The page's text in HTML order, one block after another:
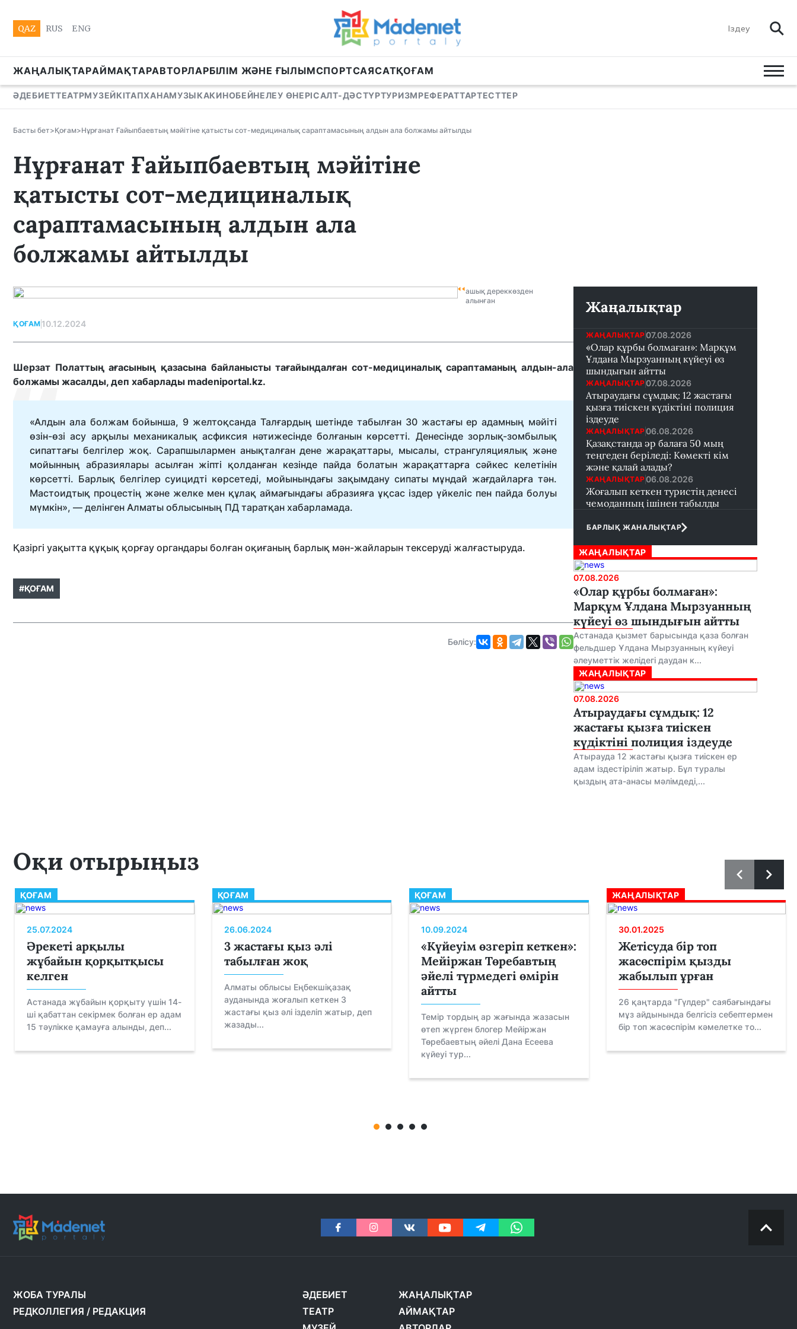
QAZ RUS ENG
ЖАҢАЛЫҚТАРАЙМАҚТАРАВТОРЛАРБІЛІМ ЖӘНЕ ҒЫЛЫМСПОРТСАЯСАТҚОҒАМ
ӘДЕБИЕТТЕАТРМУЗЕЙКІТАПХАНАМУЗЫКАКИНОБЕЙНЕЛЕУ ӨНЕРІСАЛТ-ДӘСТҮРТУРИЗМРЕФЕРАТТАРТЕСТТЕР
Басты бет>Қоғам>Нұрғанат Ғайыпбаевтың мәйітіне қатысты сот-медициналық сараптамасының алдын ала болжамы айтылды
Нұрғанат Ғайыпбаевтың мәйітіне
қатысты сот-медициналық
сараптамасының алдын ала
болжамы айтылды
ашық дереккөзден
алынған
ҚОҒАМ 10.12.2024
Шерзат Полаттың ағасының қазасына байланысты тағайындалған сот-медициналық сараптаманың алдын-ала
болжамы жасалды, деп хабарлады madeniportal.kz.
«Алдын ала болжам бойынша, 9 желтоқсанда Талғардың шетінде табылған 30 жастағы ер адамның мәйіті
өзін-өзі асу арқылы механикалық асфиксия нәтижесінде болғанын көрсетті. Денесінде зорлық-зомбылық
сипаттағы белгілер жоқ. Сарапшылармен анықталған дене жарақаттары, мысалы, странгуляциялық және
мойынның абразиялары асылған жіпті қолданған кезінде пайда болатын жарақаттарға сәйкес келетінін
көрсетті. Барлық белгілер суицидті көрсетеді, мойынындағы зақымдану сипаты мұндай жағдайларға тән.
Мастоидтық процестің және желке мен құлақ аймағындағы абразияға ұқсас іздер үйкеліс пен пайда болуы
мүмкін», — делінген Алматы облысының ПД таратқан хабарламада.
Қазіргі уақытта құқық қорғау органдары болған оқиғаның барлық мән-жайларын тексеруді жалғастыруда.
#ҚОҒАМ
Бөлісу:
Жаңалықтар
ЖАҢАЛЫҚТАР 07.08.2026
«Олар құрбы болмаған»: Марқұм
Ұлдана Мырзуанның күйеуі өз
шындығын айтты
ЖАҢАЛЫҚТАР 07.08.2026
Атыраудағы сұмдық: 12 жастағы
қызға тиіскен күдіктіні полиция
іздеуде
ЖАҢАЛЫҚТАР 06.08.2026
Қазақстанда әр балаға 50 мың
теңгеден беріледі: Көмекті кім
және қалай алады?
ЖАҢАЛЫҚТАР 06.08.2026
Жоғалып кеткен туристің денесі
чемоданның ішінен табылды
БАРЛЫҚ ЖАНАЛЫҚТАР
ЖАҢАЛЫҚТАР
07.08.2026
«Олар құрбы болмаған»:
Марқұм Ұлдана Мырзуанның
күйеуі өз шындығын айтты
Астанада қызмет барысында қаза болған
фельдшер Ұлдана Мырзуанның күйеуі
әлеуметтік желідегі даудан к...
ЖАҢАЛЫҚТАР
07.08.2026
Атыраудағы сұмдық: 12
жастағы қызға тиіскен
күдіктіні полиция іздеуде
Атырауда 12 жастағы қызға тиіскен ер
адам іздестіріліп жатыр. Бұл туралы
қыздың ата-анасы мәлімдеді,...
Оқи отырыңыз
ҚОҒАМ
25.07.2024
Әрекеті арқылы
жұбайын қорқытқысы
келген
Астанада жұбайын қорқыту үшін 14-
ші қабаттан секірмек болған ер адам
15 тәулікке қамауға алынды, деп...
ҚОҒАМ
26.06.2024
3 жастағы қыз әлі
табылған жоқ
Алматы облысы Еңбекшіқазақ
ауданында жоғалып кеткен 3
жастағы қыз әлі ізделіп жатыр, деп
жазады...
ҚОҒАМ
10.09.2024
«Күйеуім өзгеріп кеткен»:
Мейіржан Төребавтың
әйелі түрмедегі өмірін
айтты
Темір тордың ар жағында жазасын
өтеп жүрген блогер Мейіржан
Төребаевтың әйелі Дана Есеева
күйеуі тур...
ЖАҢАЛЫҚТАР
30.01.2025
Жетісуда бір топ
жасөспірім қызды
жабылып ұрған
26 қаңтарда "Гүлдер" саябағындағы
мұз айдынында белгісіз себептермен
бір топ жасөспірім кәмелетке то...
ЖОБА ТУРАЛЫ
РЕДКОЛЛЕГИЯ / РЕДАКЦИЯ
ӘДЕБИЕТ
ТЕАТР
ЖАҢАЛЫҚТАР
АЙМАҚТАР